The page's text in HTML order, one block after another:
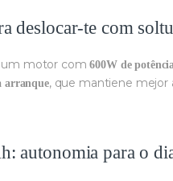
deslocar-te com
um motor com600W de
arranque, que mantiene mejor
autonomia para o